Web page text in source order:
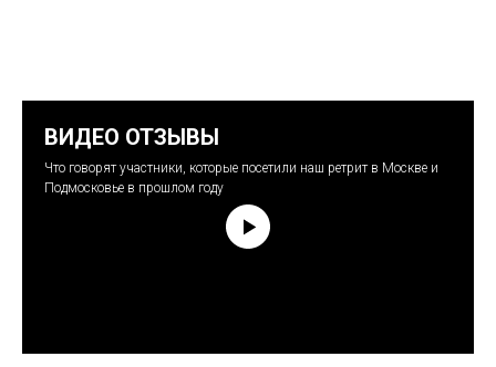
ВИДЕО ОТЗЫВЫ
Что говорят участники, которые посетили наш ретрит в Москве и
Подмосковье в прошлом году